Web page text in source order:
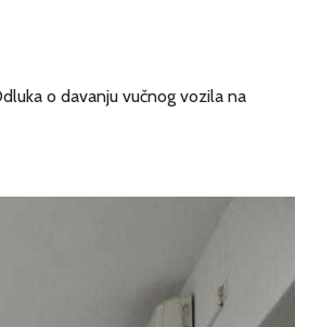
o davanju vučnog vozila na